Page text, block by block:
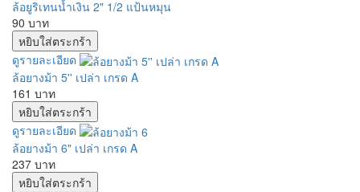
ล้อยูริเทนน้ำเงิน 2" 1/2 แป้นหมุน
90 บาท
ดูรายละเอียด
ล้อยางม้า 5'' เปล่า เกรด A
161 บาท
ดูรายละเอียด
ล้อยางม้า 6" เปล่า เกรด A
237 บาท